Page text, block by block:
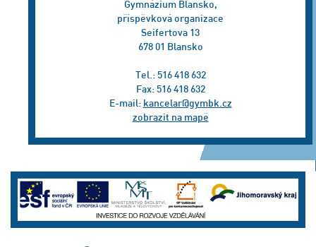
Gymnázium Blansko,
příspěvková organizace
Seifertova 13
678 01 Blansko
Tel.: 516 418 632
Fax: 516 418 632
E-mail: kancelar@gymbk.cz
zobrazit na mapě